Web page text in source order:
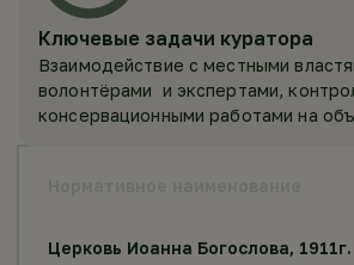
Церковь Иоанна Богослова, 1911г.
Ключевые задачи куратора
Взаимодействие с местными
волонтёрами и экспертами,
консервационными работами на